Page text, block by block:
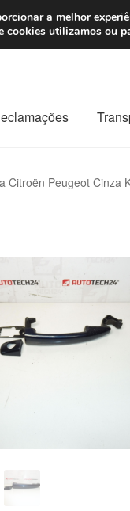
Citroën Peugeot Cinza
a melhor
cookies utilizamos ou